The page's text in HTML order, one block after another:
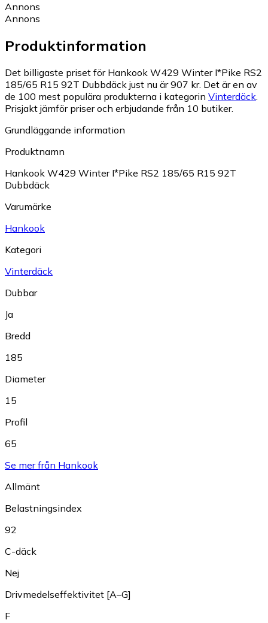
Annons
Annons
Produktinformation
Det billigaste priset för Hankook W429 Winter I*Pike RS2
185/65 R15 92T Dubbdäck just nu är 907 kr. Det är en av
de 100 mest populära produkterna i kategorin Vinterdäck.
Prisjakt jämför priser och erbjudande från 10 butiker.
Grundläggande information
Produktnamn
Hankook W429 Winter I*Pike RS2 185/65 R15 92T
Dubbdäck
Varumärke
Hankook
Kategori
Vinterdäck
Dubbar
Ja
Bredd
185
Diameter
15
Profil
65
Se mer från Hankook
Allmänt
Belastningsindex
92
C-däck
Nej
Drivmedelseffektivitet [A–G]
F